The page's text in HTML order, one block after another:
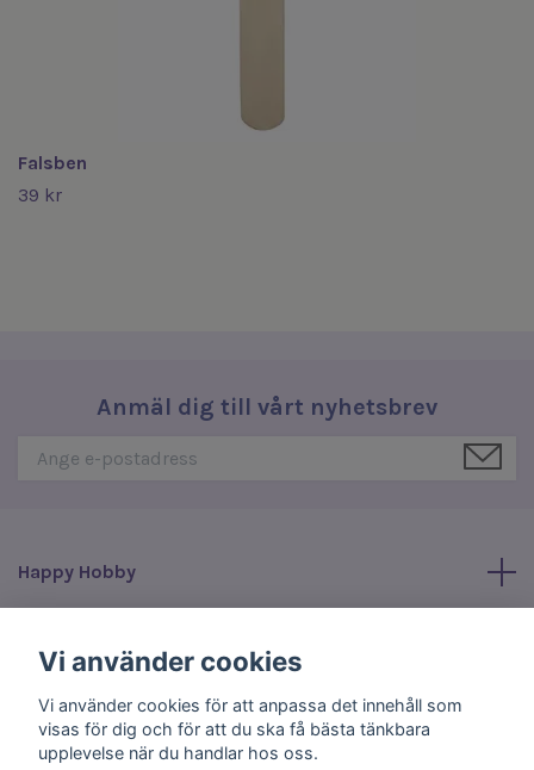
Falsben
39 kr
Anmäl dig till vårt nyhetsbrev
Happy Hobby
Sociala medier
Vi använder cookies
Vi använder cookies för att anpassa det innehåll som
visas för dig och för att du ska få bästa tänkbara
upplevelse när du handlar hos oss.